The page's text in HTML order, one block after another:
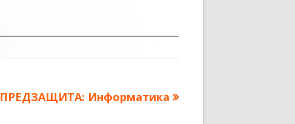
Следующая
ПРЕДЗАЩИТА: Информатика